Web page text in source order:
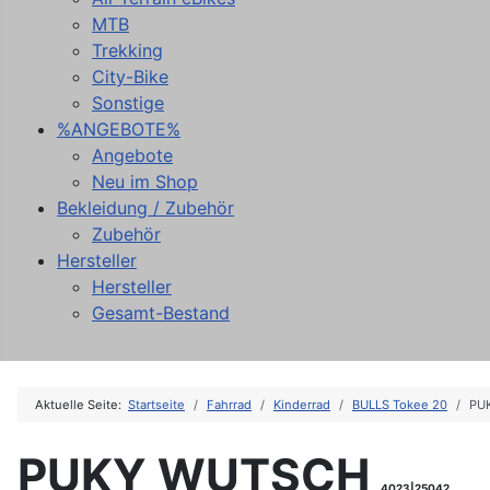
MTB
Trekking
City-Bike
Sonstige
%ANGEBOTE%
Angebote
Neu im Shop
Bekleidung / Zubehör
Zubehör
Hersteller
Hersteller
Gesamt-Bestand
Aktuelle Seite: Startseite Fahrrad Kinderrad BULLS Tokee 20
PUKY WUTSCH